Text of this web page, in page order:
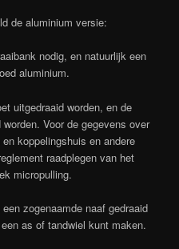
de aluminium versie:
nodig, en natuurlijk een
aluminium.
uitgedraaid worden, en de
Voor de gegevens over
koppelingshuis en andere
raadplegen van het
micropulling.
zogenaamde naaf gedraaid
as of tandwiel kunt maken.